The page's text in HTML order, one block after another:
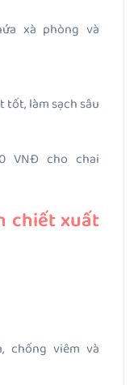
xà phòng và
tốt, làm sạch sâu
VNĐ cho chai
chiết xuất
chống viêm và